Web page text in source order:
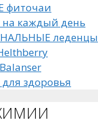
фиточаи
каждый день
леденцы
здоровья